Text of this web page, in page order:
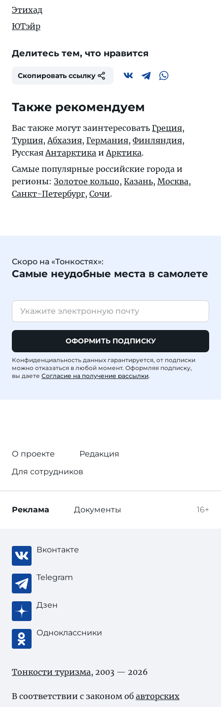
Этихад
ЮТэйр
Делитесь тем, что нравится
Скопировать ссылку
Также рекомендуем
Вас также могут заинтересовать Греция,
Турция, Абхазия, Германия, Финляндия,
Русская Антарктика и Арктика.
Самые популярные российские города и
регионы: Золотое кольцо, Казань, Москва,
Санкт-Петербург, Сочи.
Скоро на «Тонкостях»:
Самые неудобные места в самолете
ОФОРМИТЬ ПОДПИСКУ
Конфиденциальность данных гарантируется, от подписки
можно отказаться в любой момент. Оформляя подписку,
вы даете Согласие на получение рассылки.
О проекте
Редакция
Для сотрудников
16+
Реклама Документы
Вконтакте
Telegram
Дзен
Одноклассники
Тонкости туризма, 2003 — 2026
В соответствии с законом об авторских